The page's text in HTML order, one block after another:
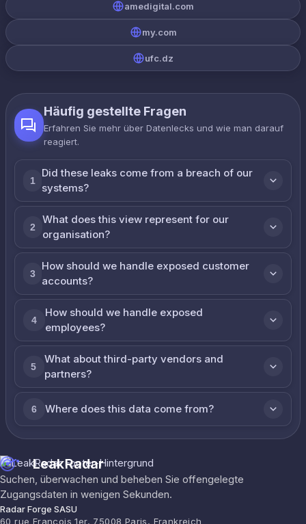
amedigital.com
my.com
ufc.dz
Häufig gestellte Fragen
Erfahren Sie mehr über Datenlecks und wie man darauf
reagiert.
1
Did these leaks come from a breach of our
systems?
2
What does this view represent for our
organisation?
3
How should we handle exposed customer
accounts?
4
How should we handle exposed
employees?
5
What about third-party vendors and
partners?
6 Where does this data come from?
LeakRadar
Suchen, überwachen und beheben Sie offengelegte
Zugangsdaten in wenigen Sekunden.
Radar Forge SASU
60 rue François 1er, 75008 Paris, Frankreich